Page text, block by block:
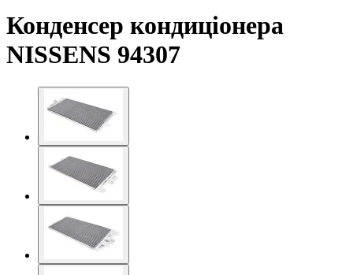
Конденсер кондиціонера
NISSENS 94307